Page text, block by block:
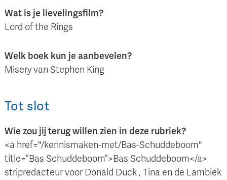
Wat is je lievelingsfilm?
Lord of the Rings
Welk boek kun je aanbevelen?
Misery van Stephen King
Tot slot
Wie zou jij terug willen zien in deze rubriek?
<a href="/kennismaken-met/Bas-Schuddeboom"
title=”Bas Schuddeboom”>Bas Schuddeboom</a>
stripredacteur voor Donald Duck , Tina en de Lambiek